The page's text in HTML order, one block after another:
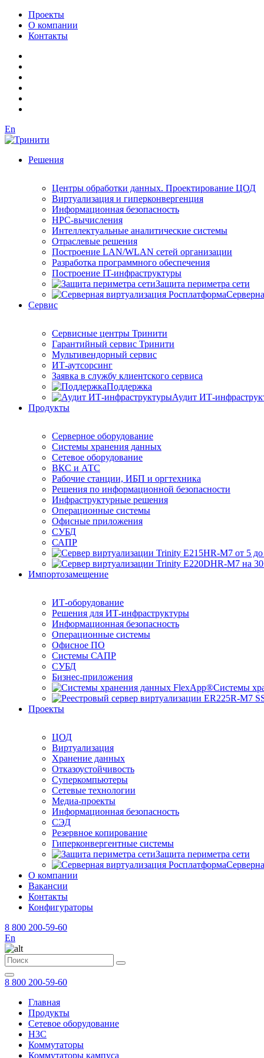
Проекты
О компании
Контакты
En
Решения
Центры обработки данных. Проектирование ЦОД
Виртуализация и гиперконвергенция
Информационная безопасность
HPC-вычисления
Интеллектуальные аналитические системы
Отраслевые решения
Построение LAN/WLAN сетей организации
Разработка программного обеспечения
Построение IT-инфраструктуры
Защита периметра сети
Сервис
Сервисные центры Тринити
Гарантийный сервис Тринити
Мультивендорный сервис
ИТ-аутсорсинг
Заявка в службу клиентского сервиса
Поддержка
Аудит ИТ-
Продукты
Серверное оборудование
Системы хранения данных
Сетевое оборудование
ВКС и АТС
Рабочие станции, ИБП и оргтехника
Решения по информационной безопасности
Инфраструктурные решения
Операционные системы
Офисные приложения
СУБД
САПР
Импортозамещение
ИТ-оборудование
Решения для ИТ-инфраструктуры
Информационная безопасность
Операционные системы
Офисное ПО
Системы САПР
СУБД
Бизнес-приложения
Системы
Проекты
ЦОД
Виртуализация
Хранение данных
Отказоустойчивость
Суперкомпьютеры
Сетевые технологии
Медиа-проекты
Информационная безопасность
СЭД
Резервное копирование
Гиперконвергентные системы
Защита периметра сети
О компании
Вакансии
Контакты
Конфигураторы
8 800 200-59-60
En
8 800 200-59-60
Главная
Продукты
Сетевое оборудование
H3C
Коммутаторы
Коммутаторы кампуса